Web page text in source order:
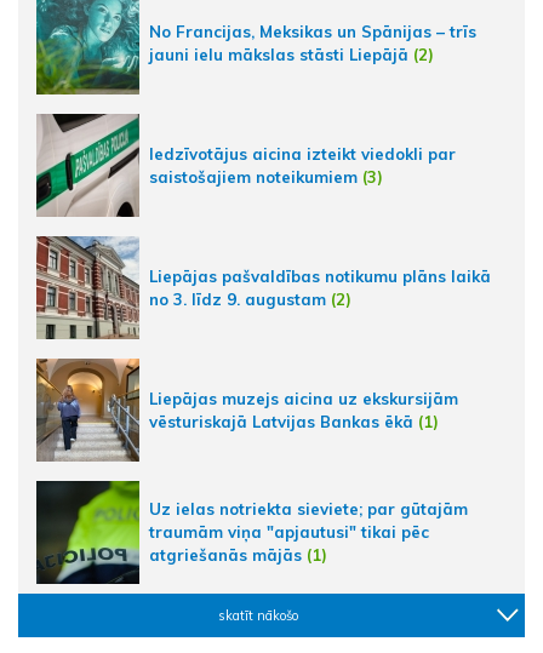
No Francijas, Meksikas un Spānijas – trīs
jauni ielu mākslas stāsti Liepājā (2)
Iedzīvotājus aicina izteikt viedokli par
saistošajiem noteikumiem (3)
Liepājas pašvaldības notikumu plāns laikā
no 3. līdz 9. augustam (2)
Liepājas muzejs aicina uz ekskursijām
vēsturiskajā Latvijas Bankas ēkā (1)
Uz ielas notriekta sieviete; par gūtajām
traumām viņa "apjautusi" tikai pēc
atgriešanās mājās (1)
skatīt nākošo